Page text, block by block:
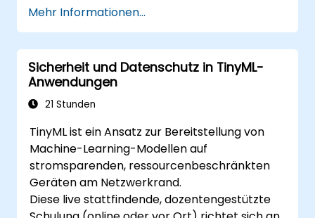
Mehr Informationen...
Sicherheit und Datenschutz in TinyML-
Anwendungen
21 Stunden
TinyML ist ein Ansatz zur Bereitstellung von
Machine-Learning-Modellen auf
stromsparenden, ressourcenbeschränkten
Geräten am Netzwerkrand.
Diese live stattfindende, dozentengestützte